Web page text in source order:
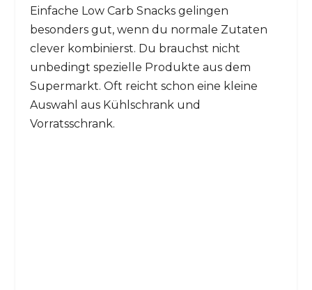
Einfache Low Carb Snacks gelingen
besonders gut, wenn du normale Zutaten
clever kombinierst. Du brauchst nicht
unbedingt spezielle Produkte aus dem
Supermarkt. Oft reicht schon eine kleine
Auswahl aus Kühlschrank und
Vorratsschrank.